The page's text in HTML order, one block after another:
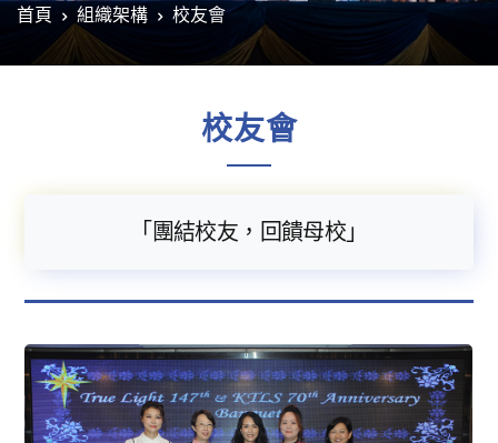
首頁 組織架構 校友會
校友會
「團結校友，回饋母校」